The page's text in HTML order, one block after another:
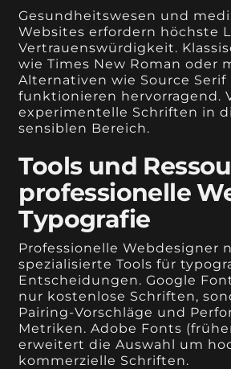
Gesundheitswesen und
Websites erfordern höchste
Vertrauenswürdigkeit.
wie Times New Roman oder
Alternativen wie Source Serif
funktionieren hervorragend.
experimentelle Schriften in
sensiblen Bereich.
Tools und
professionelle
Typografie
Professionelle Webdesigner
spezialisierte Tools für
Entscheidungen. Google
nur kostenlose Schriften,
Pairing-Vorschläge und
Metriken. Adobe Fonts
erweitert die Auswahl um
kommerzielle Schriften.